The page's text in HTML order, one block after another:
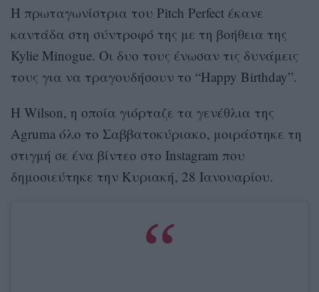
Η πρωταγωνίστρια του Pitch Perfect έκανε
καντάδα στη σύντροφό της με τη βοήθεια της
Kylie Minogue. Οι δυο τους ένωσαν τις δυνάμεις
τους για να τραγουδήσουν το “Happy Birthday”.
Η Wilson, η οποία γιόρταζε τα γενέθλια της
Agruma όλο το Σαββατοκύριακο, μοιράστηκε τη
στιγμή σε ένα βίντεο στο Instagram που
δημοσιεύτηκε την Κυριακή, 28 Ιανουαρίου.